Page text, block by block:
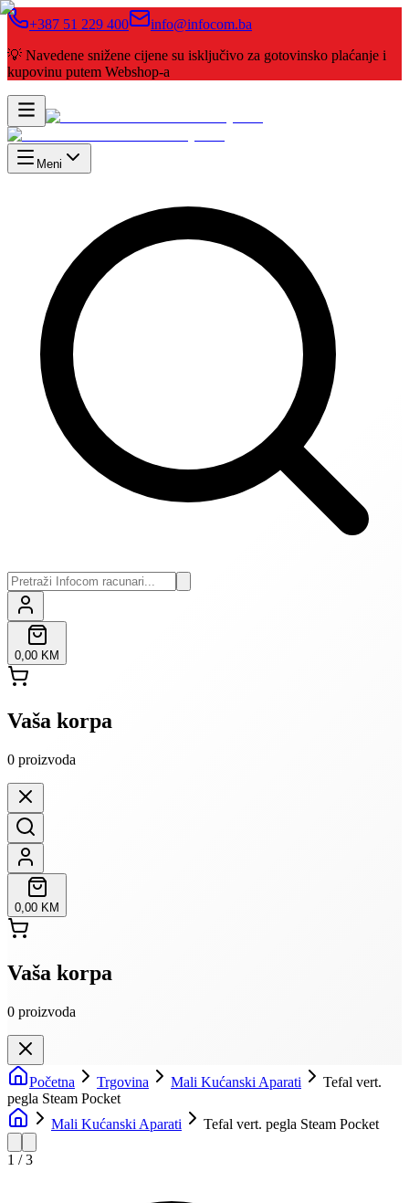
+387 51 229 400
info@infocom.ba
💡 Navedene snižene cijene su isključivo za gotovinsko plaćanje i
kupovinu putem Webshop-a
Meni
0,00 KM
Vaša korpa
0 proizvoda
0,00 KM
Vaša korpa
0 proizvoda
Početna Trgovina Mali Kućanski Aparati
Tefal vert.
pegla Steam Pocket
Mali Kućanski Aparati
Tefal vert. pegla Steam Pocket
1 /3